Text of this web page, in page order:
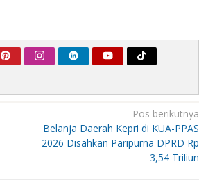
Pos berikutnya
Belanja Daerah Kepri di KUA-PPAS
2026 Disahkan Paripurna DPRD Rp
3,54 Triliun